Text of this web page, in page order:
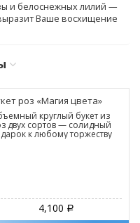
и белоснежных лилий —
Ваше восхищение
роз «Магия цвета»
круглый букет из
двух сортов — солидный
к любому торжеству
4,100 Р